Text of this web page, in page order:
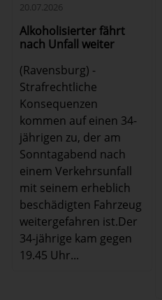
20.07.2026
Alkoholisierter fährt
nach Unfall weiter
(Ravensburg) -
Strafrechtliche
Konsequenzen
kommen auf einen 34-
jährigen zu, der am
Sonntagabend nach
einem Verkehrsunfall
mit seinem erheblich
beschädigten Fahrzeug
weitergefahren ist.Der
34-jährige kam gegen
19.45 Uhr...